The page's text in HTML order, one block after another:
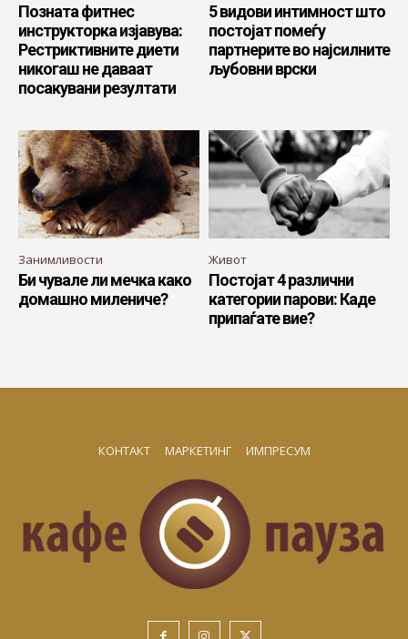
Позната фитнес
инструкторка изјавува:
Рестриктивните диети
никогаш не даваат
посакувани резултати
5 видови интимност што
постојат помеѓу
партнерите во најсилните
љубовни врски
Занимливости
Би чувале ли мечка како
домашно милениче?
Живот
Постојат 4 различни
категории парови: Каде
припаѓате вие?
КОНТАКТ МАРКЕТИНГ ИМПРЕСУМ